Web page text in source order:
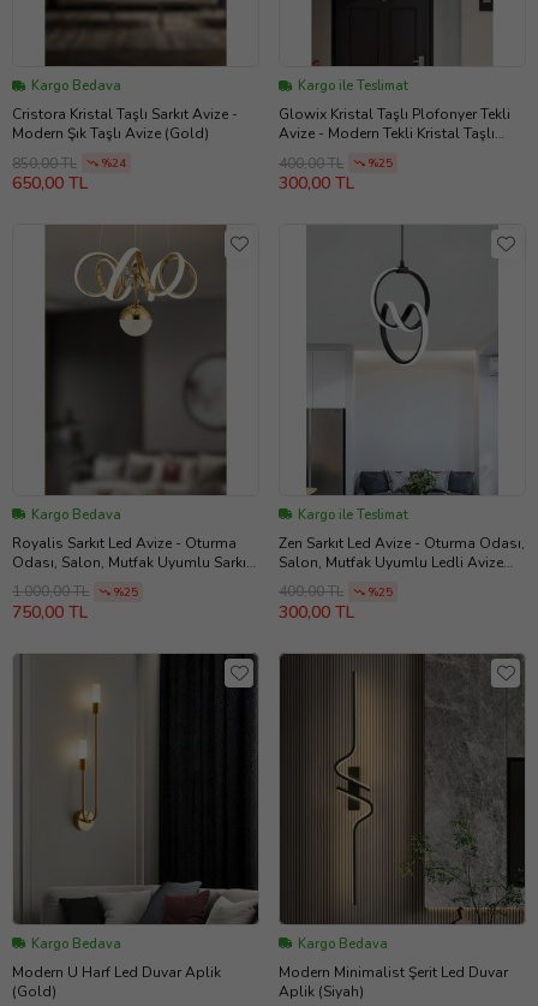
Kargo Bedava
Cristora Kristal Taşlı Sarkıt Avize -
Modern Şık Taşlı Avize (Gold)
850,00 TL
%24
650,00 TL
Kargo ile Teslimat
Glowix Kristal Taşlı Plofonyer Tekli
Avize - Modern Tekli Kristal Taşlı
400,00 TL %25
300,00 TL
Kargo Bedava
Royalis Sarkıt Led Avize - Oturma
Odası, Salon, Mutfak Uyumlu Sarkıt
Led Avize (Gold)
1.000,00 TL %25
750,00 TL
Kargo ile Teslimat
Zen Sarkıt Led Avize - Oturma Odası,
Salon, Mutfak Uyumlu Ledli Avize
(Siyah)
400,00 TL %25
300,00 TL
Kargo Bedava
Modern U Harf Led Duvar Aplik
(Gold)
Kargo Bedava
Modern Minimalist Şerit Led Duvar
Aplik (Siyah)